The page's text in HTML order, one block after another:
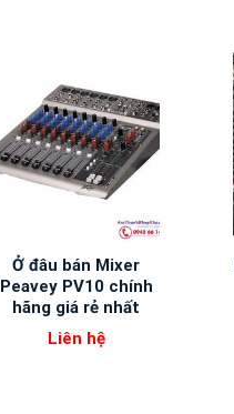
Ở đâu bán Mixer
Peavey PV10 chính
hãng giá rẻ nhất
Liên hệ